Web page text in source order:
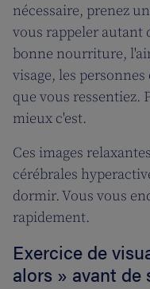
nécessaire, prenez
vous rappeler autant
bonne nourriture,
visage, les
que vous ressentiez.
mieux c'est.
Ces images
cérébrales
dormir. Vous vous
rapidement.
Exercice de
alors » avant de